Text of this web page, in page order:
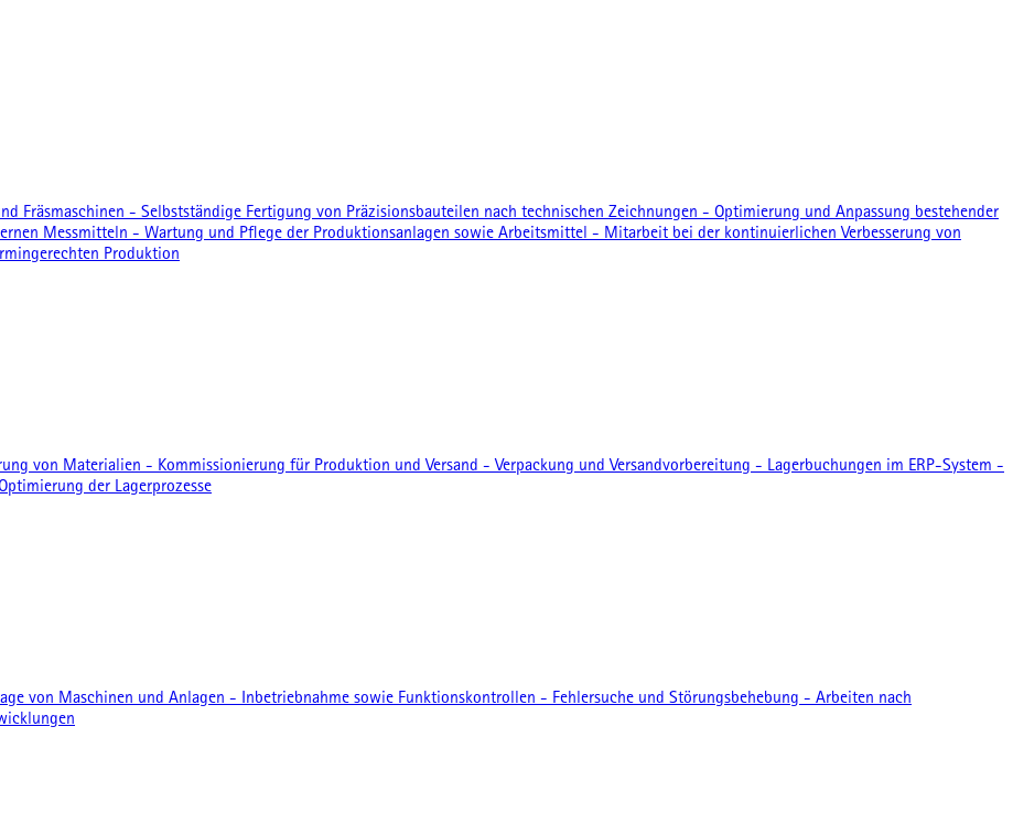
Fräsmaschinen - Selbstständige Fertigung von Präzisionsbauteilen nach technischen Zeichnungen - Optimierung und Anpassung bestehender
Messmitteln - Wartung und Pflege der Produktionsanlagen sowie Arbeitsmittel - Mitarbeit bei der kontinuierlichen Verbesserung von
Produktion
von Materialien - Kommissionierung für Produktion und Versand - Verpackung und Versandvorbereitung - Lagerbuchungen im ERP-System -
der Lagerprozesse
von Maschinen und Anlagen - Inbetriebnahme sowie Funktionskontrollen - Fehlersuche und Störungsbehebung - Arbeiten nach